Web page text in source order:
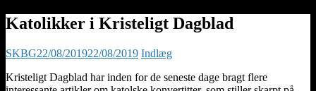
Katolikker i Kristeligt Dagblad
SKBG22/08/201922/08/2019 Indlæg
Kristeligt Dagblad har inden for de seneste dage bragt flere